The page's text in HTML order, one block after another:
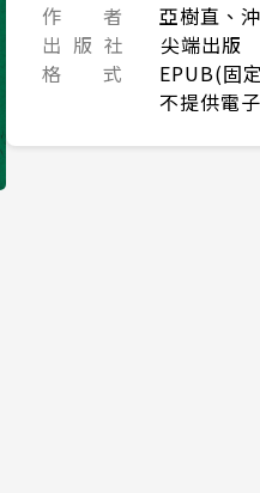
作 者
亞樹直、
出 版 社
尖端出版
格 式
EPUB(固
不提供電